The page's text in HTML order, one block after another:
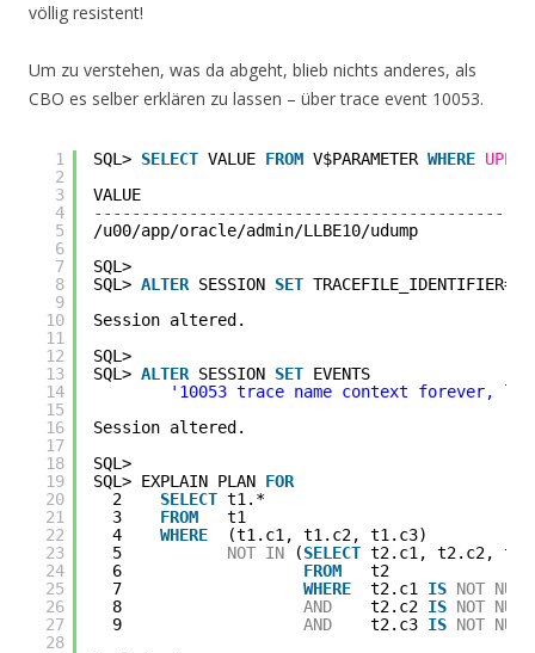
völlig resistent!
Um zu verstehen, was da abgeht, blieb nichts anderes, als
CBO es selber erklären zu lassen – über trace event 10053.
1
2
3
4
5
6
7
8
9
10
11
12
13
14
15
16
17
18
19
20
21
22
23
24
25
26
27
28
SQL> SELECT VALUE FROM V$PARAMETER WHERE UPPER
VALUE
/u00/app/oracle/admin/LLBE10/udump
SQL>
SQL> ALTER SESSION SET TRACEFILE_IDENTIFIER=
Session altered.
SQL>
SQL> ALTER SESSION SET EVENTS
'10053 trace name context forever,
Session altered.
SQL>
SQL> EXPLAIN PLAN FOR
2 SELECT t1.*
3 FROM
t1
4 WHERE
(t1.c1, t1.c2, t1.c3)
5 NOT IN (SELECT t2.c1, t2.c2,
6 FROM
t2
7 WHERE t2.c1 IS NOT NULL
8 AND t2.c2 IS NOT NULL
9 AND t2.c3 IS NOT NULL